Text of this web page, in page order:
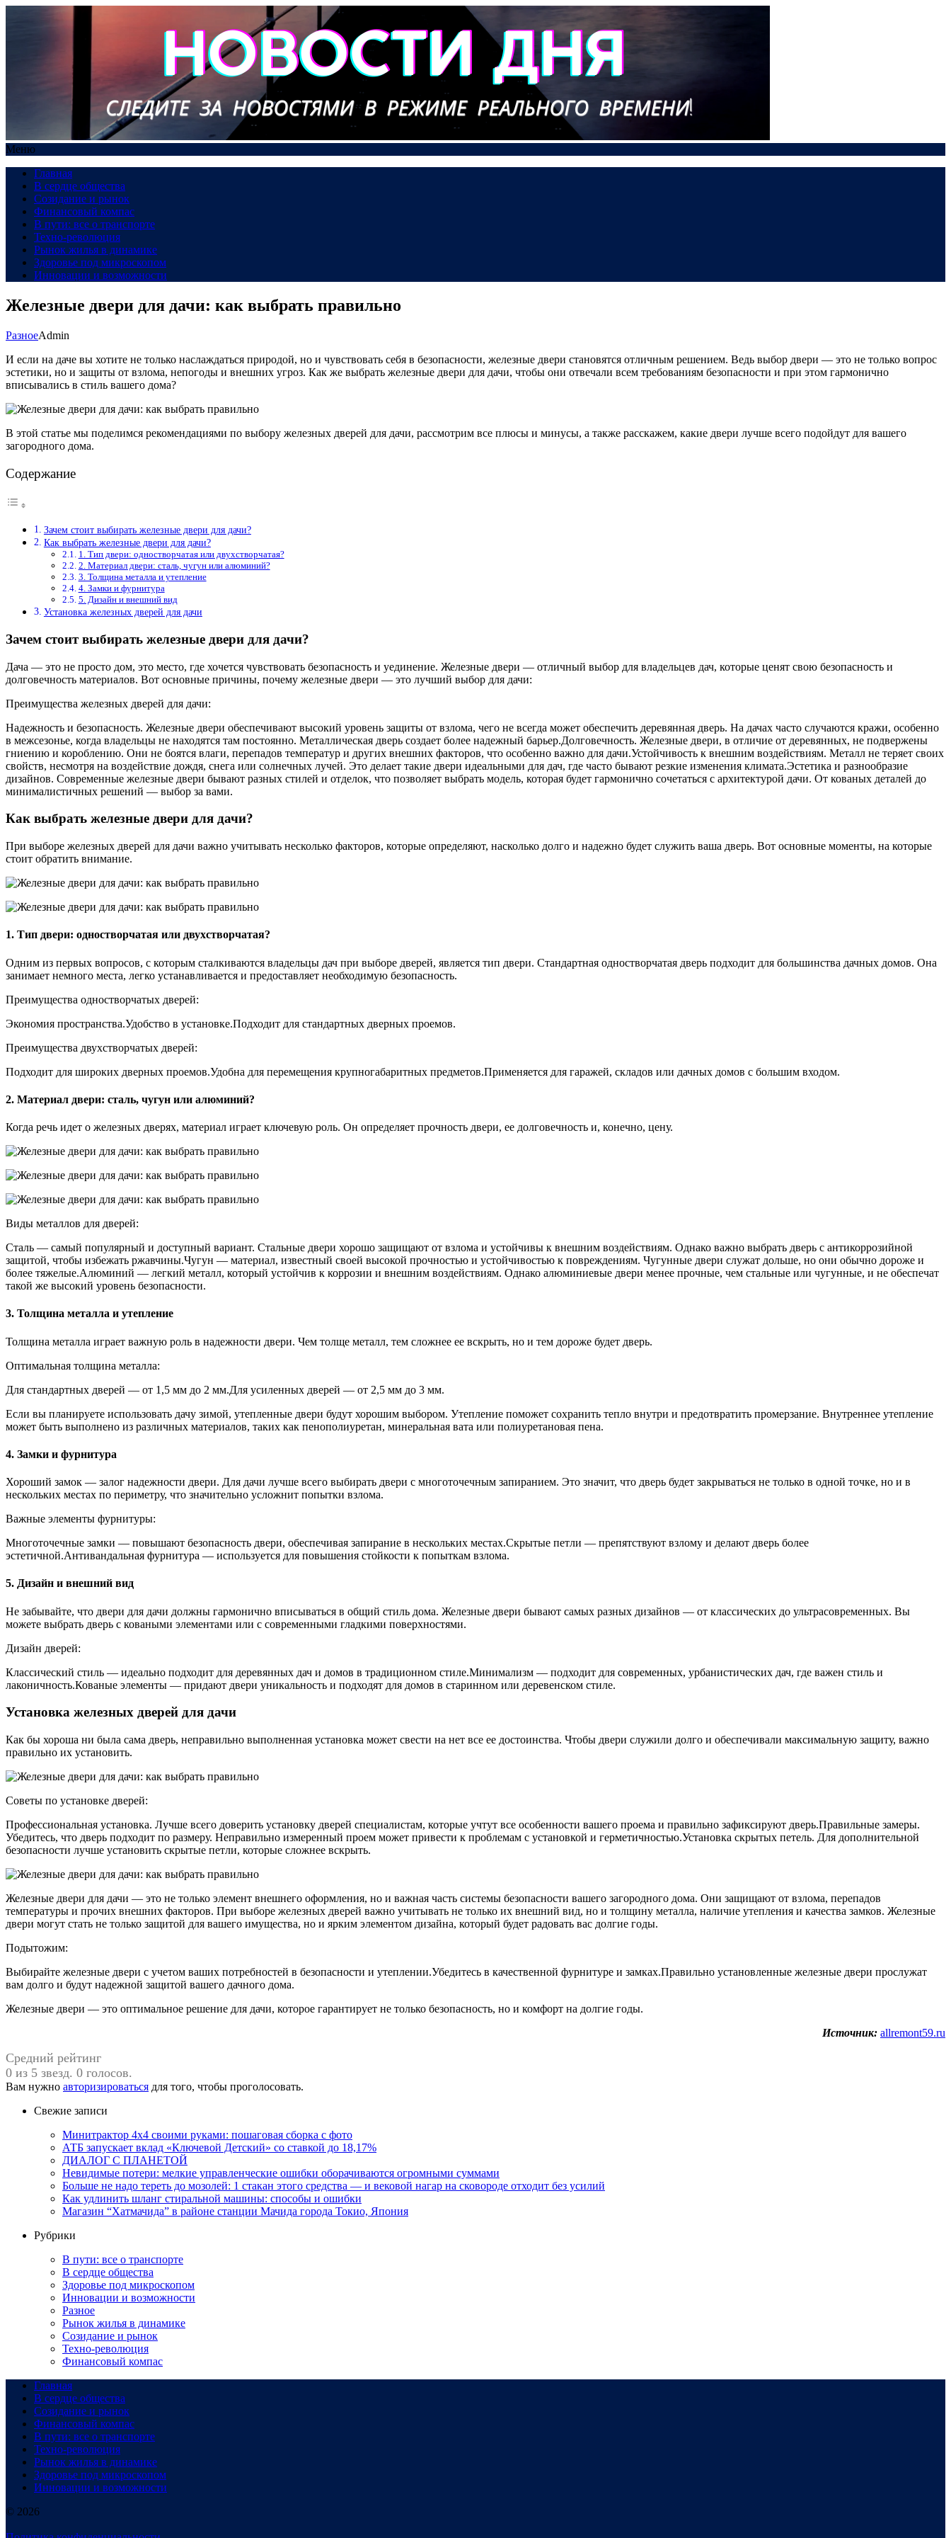
Меню
Главная
В сердце общества
Созидание и рынок
Финансовый компас
В пути: все о транспорте
Техно-революция
Рынок жилья в динамике
Здоровье под микроскопом
Инновации и возможности
Железные двери для дачи: как выбрать правильно
РазноеAdmin
И если на даче вы хотите не только наслаждаться природой, но и чувствовать себя в безопасности, железные двери становятся отличным решением. Ведь выбор двери — это не только вопрос
эстетики, но и защиты от взлома, непогоды и внешних угроз. Как же выбрать железные двери для дачи, чтобы они отвечали всем требованиям безопасности и при этом гармонично
вписывались в стиль вашего дома?
В этой статье мы поделимся рекомендациями по выбору железных дверей для дачи, рассмотрим все плюсы и минусы, а также расскажем, какие двери лучше всего подойдут для вашего
загородного дома.
Содержание
Зачем стоит выбирать железные двери для дачи?
Как выбрать железные двери для дачи?
1. Тип двери: одностворчатая или двухстворчатая?
2. Материал двери: сталь, чугун или алюминий?
3. Толщина металла и утепление
4. Замки и фурнитура
5. Дизайн и внешний вид
Установка железных дверей для дачи
Зачем стоит выбирать железные двери для дачи?
Дача — это не просто дом, это место, где хочется чувствовать безопасность и уединение. Железные двери — отличный выбор для владельцев дач, которые ценят свою безопасность и
долговечность материалов. Вот основные причины, почему железные двери — это лучший выбор для дачи:
Преимущества железных дверей для дачи:
Надежность и безопасность. Железные двери обеспечивают высокий уровень защиты от взлома, чего не всегда может обеспечить деревянная дверь. На дачах часто случаются кражи, особенно
в межсезонье, когда владельцы не находятся там постоянно. Металлическая дверь создает более надежный барьер.Долговечность. Железные двери, в отличие от деревянных, не подвержены
гниению и короблению. Они не боятся влаги, перепадов температур и других внешних факторов, что особенно важно для дачи.Устойчивость к внешним воздействиям. Металл не теряет своих
свойств, несмотря на воздействие дождя, снега или солнечных лучей. Это делает такие двери идеальными для дач, где часто бывают резкие изменения климата.Эстетика и разнообразие
дизайнов. Современные железные двери бывают разных стилей и отделок, что позволяет выбрать модель, которая будет гармонично сочетаться с архитектурой дачи. От кованых деталей до
минималистичных решений — выбор за вами.
Как выбрать железные двери для дачи?
При выборе железных дверей для дачи важно учитывать несколько факторов, которые определяют, насколько долго и надежно будет служить ваша дверь. Вот основные моменты, на которые
стоит обратить внимание.
1. Тип двери: одностворчатая или двухстворчатая?
Одним из первых вопросов, с которым сталкиваются владельцы дач при выборе дверей, является тип двери. Стандартная одностворчатая дверь подходит для большинства дачных домов. Она
занимает немного места, легко устанавливается и предоставляет необходимую безопасность.
Преимущества одностворчатых дверей:
Экономия пространства.Удобство в установке.Подходит для стандартных дверных проемов.
Преимущества двухстворчатых дверей:
Подходит для широких дверных проемов.Удобна для перемещения крупногабаритных предметов.Применяется для гаражей, складов или дачных домов с большим входом.
2. Материал двери: сталь, чугун или алюминий?
Когда речь идет о железных дверях, материал играет ключевую роль. Он определяет прочность двери, ее долговечность и, конечно, цену.
Виды металлов для дверей:
Сталь — самый популярный и доступный вариант. Стальные двери хорошо защищают от взлома и устойчивы к внешним воздействиям. Однако важно выбрать дверь с антикоррозийной
защитой, чтобы избежать ржавчины.Чугун — материал, известный своей высокой прочностью и устойчивостью к повреждениям. Чугунные двери служат дольше, но они обычно дороже и
более тяжелые.Алюминий — легкий металл, который устойчив к коррозии и внешним воздействиям. Однако алюминиевые двери менее прочные, чем стальные или чугунные, и не обеспечат
такой же высокий уровень безопасности.
3. Толщина металла и утепление
Толщина металла играет важную роль в надежности двери. Чем толще металл, тем сложнее ее вскрыть, но и тем дороже будет дверь.
Оптимальная толщина металла:
Для стандартных дверей — от 1,5 мм до 2 мм.Для усиленных дверей — от 2,5 мм до 3 мм.
Если вы планируете использовать дачу зимой, утепленные двери будут хорошим выбором. Утепление поможет сохранить тепло внутри и предотвратить промерзание. Внутреннее утепление
может быть выполнено из различных материалов, таких как пенополиуретан, минеральная вата или полиуретановая пена.
4. Замки и фурнитура
Хороший замок — залог надежности двери. Для дачи лучше всего выбирать двери с многоточечным запиранием. Это значит, что дверь будет закрываться не только в одной точке, но и в
нескольких местах по периметру, что значительно усложнит попытки взлома.
Важные элементы фурнитуры:
Многоточечные замки — повышают безопасность двери, обеспечивая запирание в нескольких местах.Скрытые петли — препятствуют взлому и делают дверь более
эстетичной.Антивандальная фурнитура — используется для повышения стойкости к попыткам взлома.
5. Дизайн и внешний вид
Не забывайте, что двери для дачи должны гармонично вписываться в общий стиль дома. Железные двери бывают самых разных дизайнов — от классических до ультрасовременных. Вы
можете выбрать дверь с коваными элементами или с современными гладкими поверхностями.
Дизайн дверей:
Классический стиль — идеально подходит для деревянных дач и домов в традиционном стиле.Минимализм — подходит для современных, урбанистических дач, где важен стиль и
лаконичность.Кованые элементы — придают двери уникальность и подходят для домов в старинном или деревенском стиле.
Установка железных дверей для дачи
Как бы хороша ни была сама дверь, неправильно выполненная установка может свести на нет все ее достоинства. Чтобы двери служили долго и обеспечивали максимальную защиту, важно
правильно их установить.
Советы по установке дверей:
Профессиональная установка. Лучше всего доверить установку дверей специалистам, которые учтут все особенности вашего проема и правильно зафиксируют дверь.Правильные замеры.
Убедитесь, что дверь подходит по размеру. Неправильно измеренный проем может привести к проблемам с установкой и герметичностью.Установка скрытых петель. Для дополнительной
безопасности лучше установить скрытые петли, которые сложнее вскрыть.
Железные двери для дачи — это не только элемент внешнего оформления, но и важная часть системы безопасности вашего загородного дома. Они защищают от взлома, перепадов
температуры и прочих внешних факторов. При выборе железных дверей важно учитывать не только их внешний вид, но и толщину металла, наличие утепления и качества замков. Железные
двери могут стать не только защитой для вашего имущества, но и ярким элементом дизайна, который будет радовать вас долгие годы.
Подытожим:
Выбирайте железные двери с учетом ваших потребностей в безопасности и утеплении.Убедитесь в качественной фурнитуре и замках.Правильно установленные железные двери прослужат
вам долго и будут надежной защитой вашего дачного дома.
Железные двери — это оптимальное решение для дачи, которое гарантирует не только безопасность, но и комфорт на долгие годы.
Источник: allremont59.ru
Средний рейтинг
0 из 5 звезд. 0 голосов.
Вам нужно авторизироваться для того, чтобы проголосовать.
Свежие записи
Минитрактор 4х4 своими руками: пошаговая сборка с фото
АТБ запускает вклад «Ключевой Детский» со ставкой до 18,17%
ДИАЛОГ С ПЛАНЕТОЙ
Невидимые потери: мелкие управленческие ошибки оборачиваются огромными суммами
Больше не надо тереть до мозолей: 1 стакан этого средства — и вековой нагар на сковороде отходит без усилий
Как удлинить шланг стиральной машины: способы и ошибки
Магазин “Хатмачида” в районе станции Мачида города Токио, Япония
Рубрики
В пути: все о транспорте
В сердце общества
Здоровье под микроскопом
Инновации и возможности
Разное
Рынок жилья в динамике
Созидание и рынок
Техно-революция
Финансовый компас
Главная
В сердце общества
Созидание и рынок
Финансовый компас
В пути: все о транспорте
Техно-революция
Рынок жилья в динамике
Здоровье под микроскопом
Инновации и возможности
© 2026